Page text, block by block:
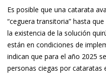
Es posible que una catarata
“ceguera transitoria” hasta
la existencia de la solución
están en condiciones de
indican que para el año 2025
personas ciegas por cataratas